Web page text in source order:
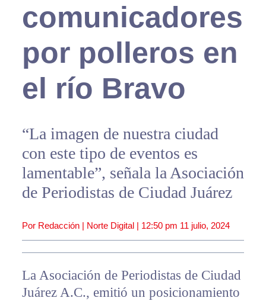
comunicadores
por polleros en
el río Bravo
“La imagen de nuestra ciudad
con este tipo de eventos es
lamentable”, señala la Asociación
de Periodistas de Ciudad Juárez
Por Redacción | Norte Digital | 12:50 pm 11 julio, 2024
La Asociación de Periodistas de Ciudad
Juárez A.C., emitió un posicionamiento